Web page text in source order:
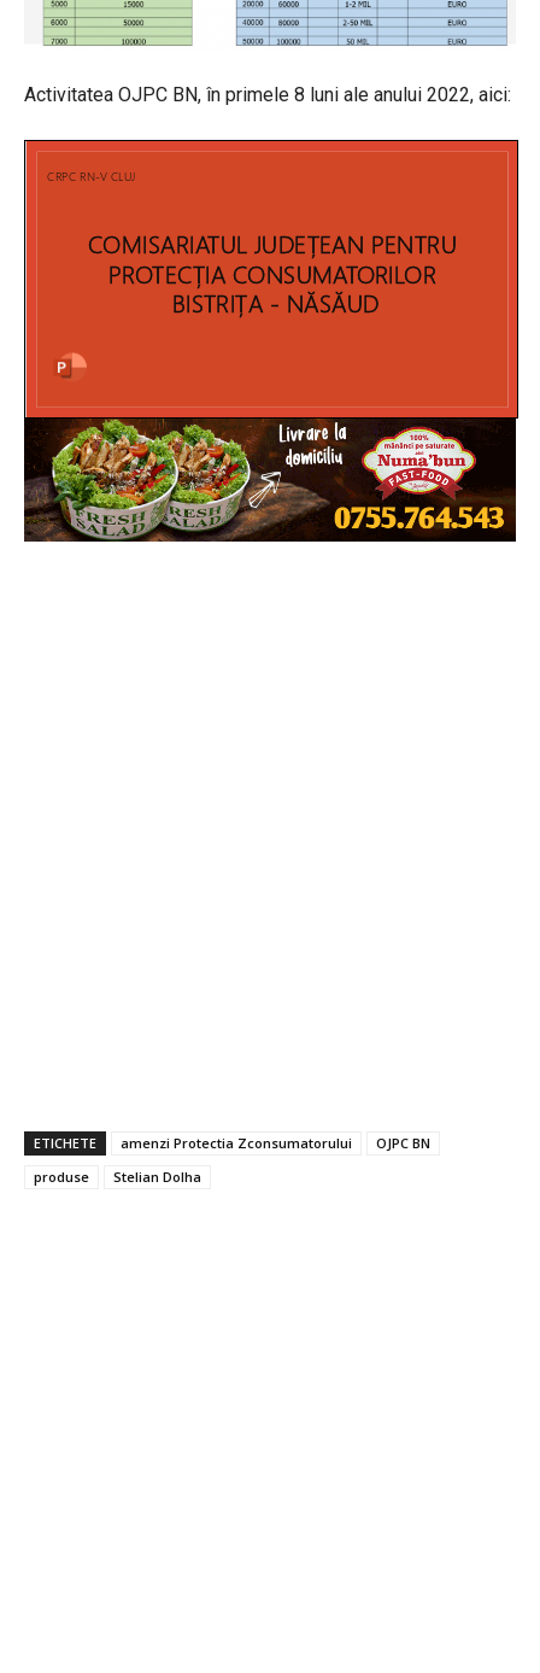
Activitatea OJPC BN, în primele 8 luni ale anului 2022, aici:
ETICHETE amenzi Protectia Zconsumatorului
OJPC BN
produse
Stelian Dolha